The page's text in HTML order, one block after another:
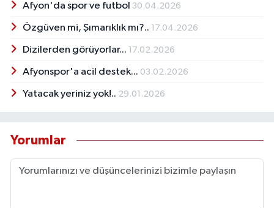
Afyon'da spor ve futbol 30.04.2026
Özgüven mi, Şımarıklık mı?.. 17.04.2026
Dizilerden görüyorlar... 17.02.2026
Afyonspor'a acil destek... 03.02.2026
Yatacak yeriniz yok!.. 29.01.2026
Yorumlar